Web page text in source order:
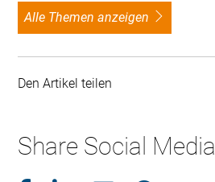
alle Themen anzeigen
Den Artikel teilen
Share Social Media